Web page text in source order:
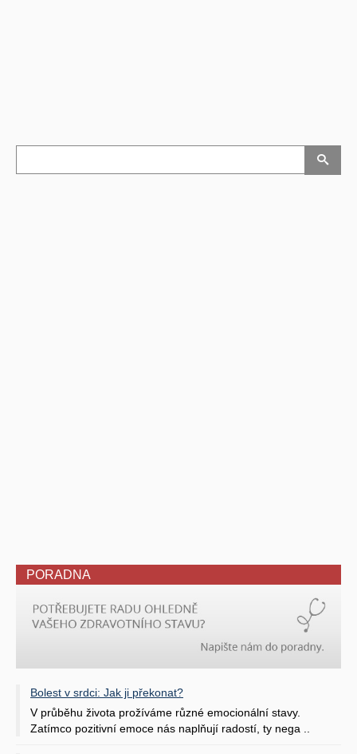
PORADNA
Bolest v srdci: Jak ji překonat?
V průběhu života prožíváme různé emocionální stavy.
Zatímco pozitivní emoce nás naplňují radostí, ty nega ..